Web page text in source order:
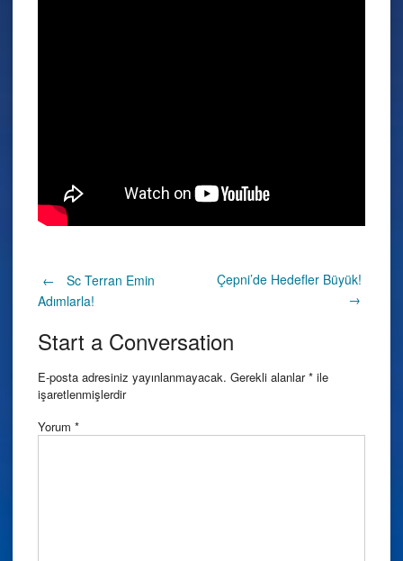
Post
navigation
←
Sc Terran Emin
Adımlarla!
Çepni’de Hedefler Büyük!
→
Start a Conversation
E-posta adresiniz yayınlanmayacak. Gerekli alanlar* ile
işaretlenmişlerdir
Yorum *